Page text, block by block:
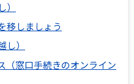
移しましょう
）
（窓口手続きのオンライン